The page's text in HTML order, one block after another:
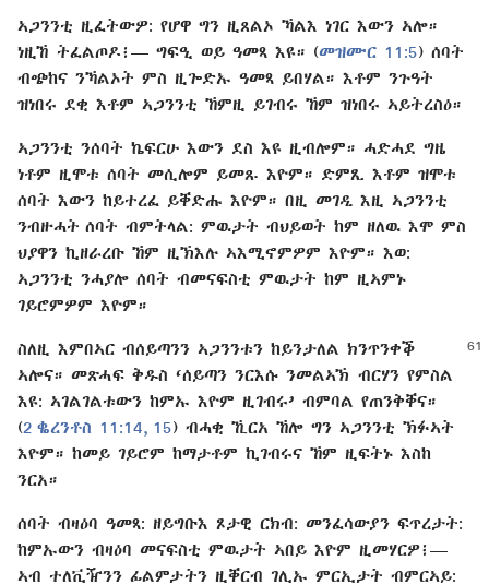
ኣጋንንቲ ዚፈትውዎ: የሆዋ ግን ዚጸልኦ ኻልእ ነገር እውን ኣሎ።
ነዚኸ ትፈልጦዶ፧⁠— ግፍዒ ወይ ዓመጻ እዩ። (መዝሙር 11:5) ሰባት
ብጭከና ንኻልኦት ምስ ዚጐድኡ ዓመጻ ይበሃል። እቶም ንጉዓት
ዝነበሩ ደቂ እቶም ኣጋንንቲ ኸምዚ ይገብሩ ኸም ዝነበሩ ኣይትረስዕ።
ኣጋንንቲ ንሰባት ኬፍርሁ እውን ደስ እዩ ዚብሎም። ሓድሓደ ግዜ
ነቶም ዚሞቱ ሰባት መሲሎም ይመጹ እዮም። ድምጺ እቶም ዝሞቱ
ሰባት እውን ከይተረፈ ይቐድሑ እዮም። በዚ መገዲ እዚ ኣጋንንቲ
ንብዙሓት ሰባት ብምትላል: ምዉታት ብህይወት ከም ዘለዉ እሞ ምስ
ህያዋን ኪዘራረቡ ኸም ዚኽእሉ ኣእሚኖምዎም እዮም። እወ:
ኣጋንንቲ ንሓያሎ ሰባት ብመናፍስቲ ምዉታት ከም ዚኣምኑ
ገይሮምዎም እዮም።
ስለዚ እምበኣር ብሰይጣንን ኣጋንንቱን ከይንታለል ክንጥንቀቕ
ኣሎና። መጽሓፍ ቅዱስ ‘ሰይጣን ንርእሱ ንመልኣኽ ብርሃን የምስል
እዩ: ኣገልገልቱውን ከምኡ እዮም ዚገብሩ’ ብምባል የጠንቅቐና።
(2 ቈረንቶስ 11:14, 15) ብሓቂ ኺርአ ኸሎ ግን ኣጋንንቲ ኽፉኣት
እዮም። ከመይ ገይሮም ከማታቶም ኪገብሩና ኸም ዚፍትኑ እስከ
ንርአ።
ሰባት ብዛዕባ ዓመጻ: ዘይግቡእ ጾታዊ ርክብ: መንፈሳውያን ፍጥረታት:
ከምኡውን ብዛዕባ መናፍስቲ ምዉታት ኣበይ እዮም ዚመሃርዎ፧⁠—
ኣብ ተለቪዥንን ፊልምታትን ዚቐርብ ገሊኡ ምርኢታት ብምርኣይ: